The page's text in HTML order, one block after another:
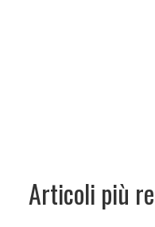
Articoli più